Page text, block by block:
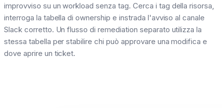
improvviso su un workload senza tag. Cerca i tag della risorsa,
interroga la tabella di ownership e instrada l'avviso al canale
Slack corretto. Un flusso di remediation separato utilizza la
stessa tabella per stabilire chi può approvare una modifica e
dove aprire un ticket.